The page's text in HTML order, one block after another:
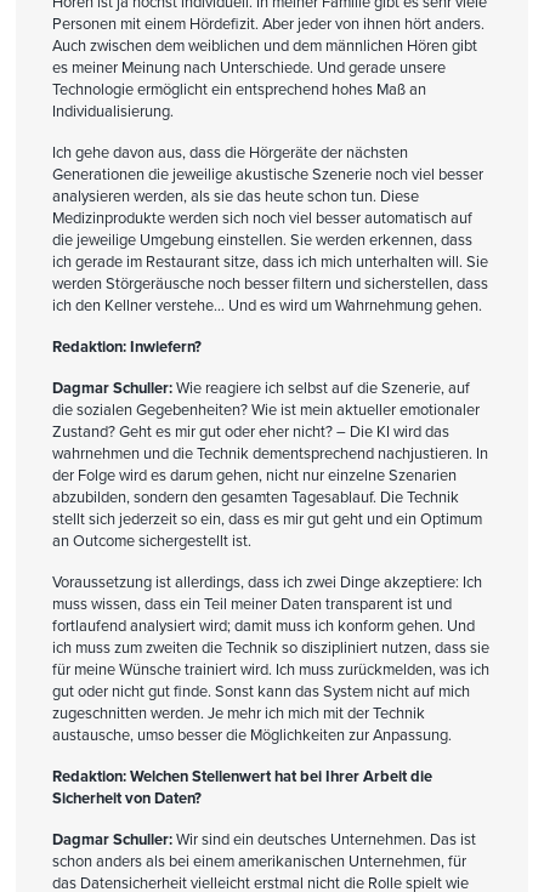
Personen mit einem Hördefizit. Aber jeder von ihnen hört anders.
Auch zwischen dem weiblichen und dem männlichen Hören gibt
es meiner Meinung nach Unterschiede. Und gerade unsere
Technologie ermöglicht ein entsprechend hohes Maß an
Individualisierung.
Ich gehe davon aus, dass die Hörgeräte der nächsten
Generationen die jeweilige akustische Szenerie noch viel besser
analysieren werden, als sie das heute schon tun. Diese
Medizinprodukte werden sich noch viel besser automatisch auf
die jeweilige Umgebung einstellen. Sie werden erkennen, dass
ich gerade im Restaurant sitze, dass ich mich unterhalten will. Sie
werden Störgeräusche noch besser filtern und sicherstellen, dass
ich den Kellner verstehe… Und es wird um Wahrnehmung gehen.
Redaktion: Inwiefern?
Dagmar Schuller:Wie reagiere ich selbst auf die Szenerie, auf
die sozialen Gegebenheiten? Wie ist mein aktueller emotionaler
Zustand? Geht es mir gut oder eher nicht? – Die KI wird das
wahrnehmen und die Technik dementsprechend nachjustieren. In
der Folge wird es darum gehen, nicht nur einzelne Szenarien
abzubilden, sondern den gesamten Tagesablauf. Die Technik
stellt sich jederzeit so ein, dass es mir gut geht und ein Optimum
an Outcome sichergestellt ist.
Voraussetzung ist allerdings, dass ich zwei Dinge akzeptiere: Ich
muss wissen, dass ein Teil meiner Daten transparent ist und
fortlaufend analysiert wird; damit muss ich konform gehen. Und
ich muss zum zweiten die Technik so diszipliniert nutzen, dass sie
für meine Wünsche trainiert wird. Ich muss zurückmelden, was ich
gut oder nicht gut finde. Sonst kann das System nicht auf mich
zugeschnitten werden. Je mehr ich mich mit der Technik
austausche, umso besser die Möglichkeiten zur Anpassung.
Redaktion: Welchen Stellenwert hat bei Ihrer Arbeit die
Sicherheit von Daten?
Dagmar Schuller:Wir sind ein deutsches Unternehmen. Das ist
schon anders als bei einem amerikanischen Unternehmen, für
das Datensicherheit vielleicht erstmal nicht die Rolle spielt wie